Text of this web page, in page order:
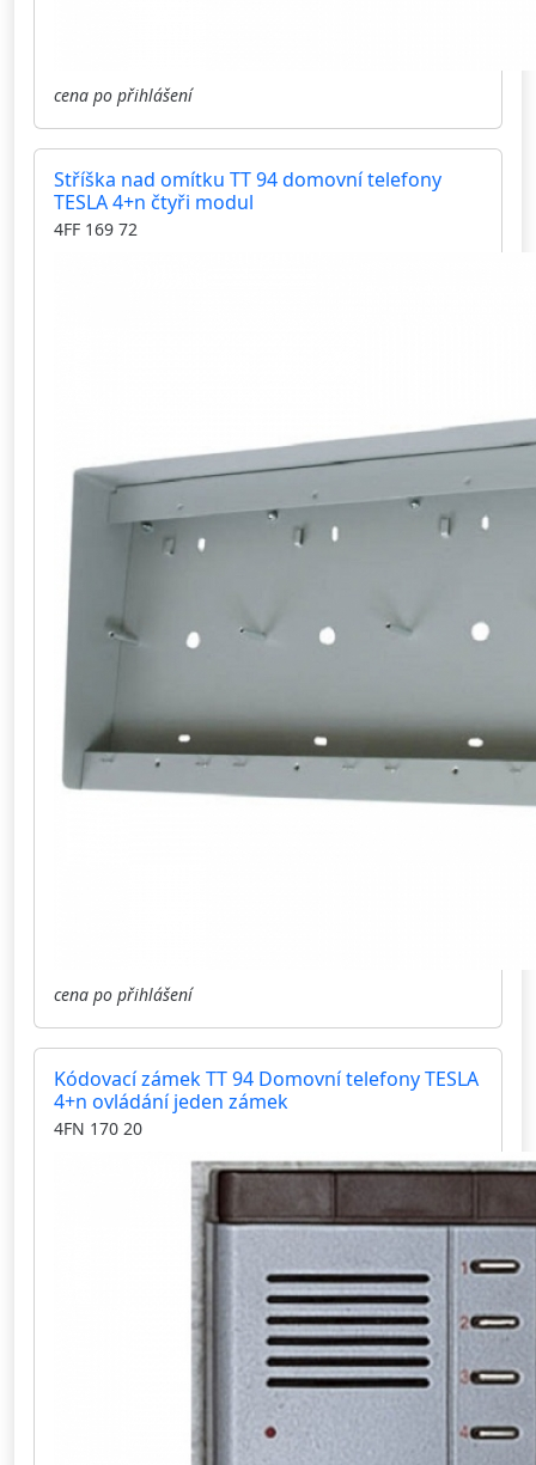
cena po přihlášení
Stříška nad omítku TT 94 domovní telefony
TESLA 4+n čtyři modul
4FF 169 72
cena po přihlášení
Kódovací zámek TT 94 Domovní telefony TESLA
4+n ovládání jeden zámek
4FN 170 20